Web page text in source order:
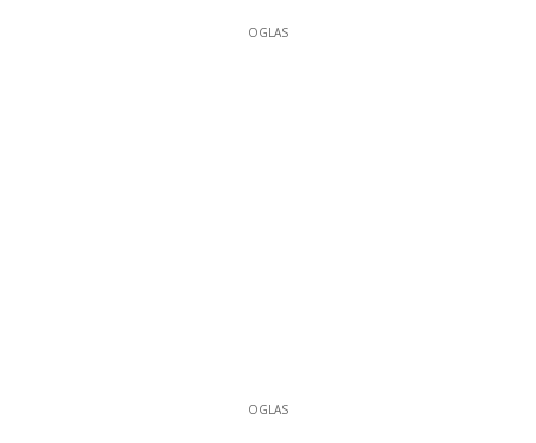
OGLAS
OGLAS